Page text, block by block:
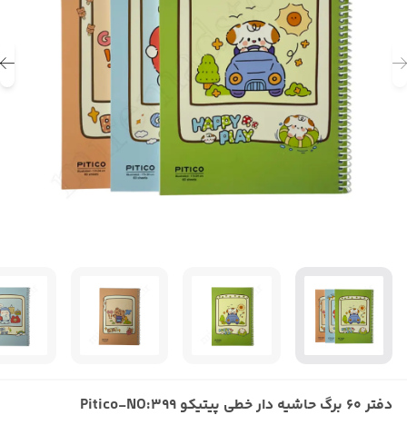
دفتر 60 برگ حاشیه دار خطی پیتیکو Pitico-NO:399